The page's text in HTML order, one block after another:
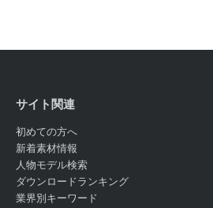
サイト関連
初めての方へ
新着素材情報
人物モデル検索
ダウンロードランキング
業界別キーワード